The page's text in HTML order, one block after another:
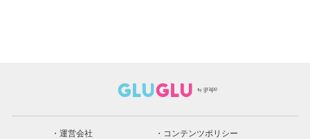
運営会社 コンテンツポリシー